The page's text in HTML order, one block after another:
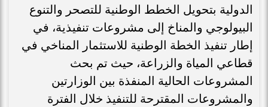
الدولية بتحويل الخطط الوطنية للتصحر والتنوع
البيولوجي والمناخ إلى مشروعات تنفيذية، في
إطار تنفيذ الخطة الوطنية للاستثمار المناخي في
قطاعي المياة والزراعة، حيث تم بحث
المشروعات الحالية المنفذة بين الوزارتين
والمشروعات المقترحة للتنفيذ خلال الفترة